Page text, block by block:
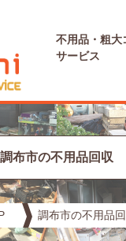
不用品・粗大
サービス
調布市の不用品回収
調布市の不用品